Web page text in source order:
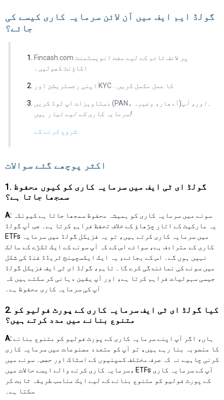
گولڈ ایم ایف میں آن لائن سرمایہ کاری کیسے کی
جائے؟
Fincash.com پر لائف ٹائم کے لیے مفت انویسٹمنٹ
اکاؤنٹ کھولیں۔
اپنی رجسٹریشن اور KYC کا عمل مکمل کریں۔
اور، آپ
سرمایہ کاری کے لیے تیار ہیں!
شروع کرنے کے
اکثر پوچھے گئے سوالات
1. گولڈ ای ٹی ایف میں سرمایہ کاری کو کیوں محفوظ
سمجھا جاتا ہے؟
A:
یہ مارکیٹ کے اتار چڑھاؤ کے خلاف تحفظ فراہم کرتا ہے۔ جب آپ گولڈ
ETFs میں سرمایہ کاری کرتے ہیں، تو یہ فزیکل گولڈ میں سرمایہ
کاری کے مترادف ہے، سوائے اس کے کہ آپ سونے کے ایک ٹکڑے کے مالک
نہیں ہوں گے۔ اس کے بجائے، یہ ایک ایکسچینج ٹریڈڈ فنڈ کی شکل
میں سونے کی نمائندگی کرے گا۔ تاہم، گولڈ ای ٹی ایف فزیکل گولڈ
جیسی سہولیات فراہم کرتا ہے، اور آپ یقین دہانی کر سکتے ہیں کہ
آپ کی سرمایہ کاری محفوظ ہے۔
2. کیا گولڈ ای ٹی ایف سرمایہ کاری کے پورٹ فولیو کو
متنوع بنانے میں مدد کرتے ہیں؟
A:
کا منصوبہ بنا رہے ہیں، تو آپ کو متعدد مصنوعات میں سرمایہ کاری
کرنی چاہیے نہ کہ صرف مختلف کمپنیوں کے اسٹاک اور حصص۔ سونے میں
سرمایہ کاری کرنے والے ایسے حالات میں، ETFs آپ کے سرمایہ کاری
کے پورٹ فولیو کو متنوع بنانے کے لیے ایک مناسب طریقہ ثابت کر
سکتا ہے۔